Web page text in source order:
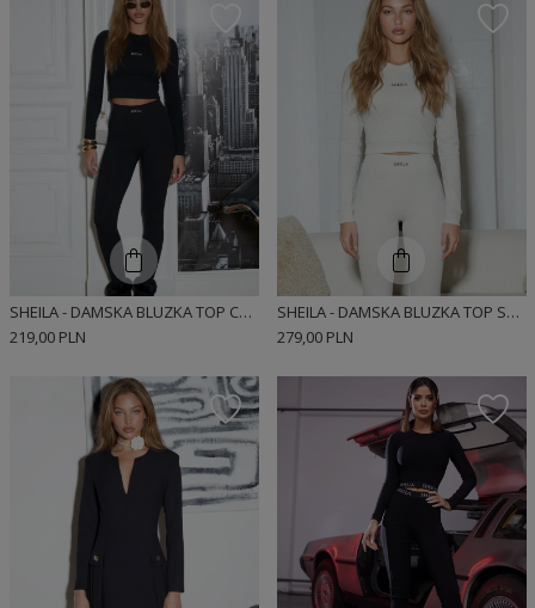
SHEILA - DAMSKA BLUZKA TOP CZARNY DOPASOWANY Z DŁUGIM RĘKAWEM PRĄŻKOWANY SPORTOWY 'NEGRO'
219,00 PLN
SHEILA - DAMSKA BLUZKA TOP SZARY DOPASOWANY Z DŁUGIM RĘKAWEM PRĄŻKOWANY SPORTOWY 'DEWI'
279,00 PLN